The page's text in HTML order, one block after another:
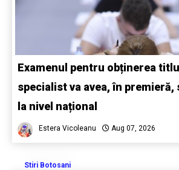
Examenul pentru obținerea
specialist va avea, în
la nivel național
Estera Vicoleanu Aug 07, 2026
Stiri Botosani